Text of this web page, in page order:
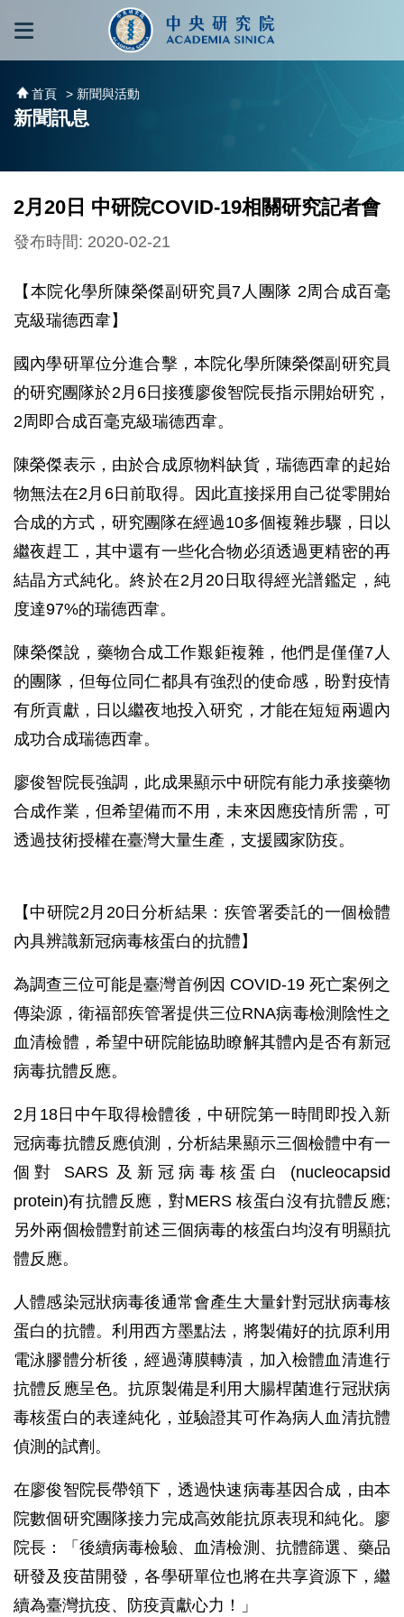
跳到主要內容區塊
首頁 > 新聞與活動
新聞訊息
2月20日 中研院COVID-19相關研究記者會
發布時間: 2020-02-21
【本院化學所陳榮傑副研究員7人團隊 2周合成百毫
克級瑞德西韋】
國內學研單位分進合擊，本院化學所陳榮傑副研究員
的研究團隊於2月6日接獲廖俊智院長指示開始研究，
2周即合成百毫克級瑞德西韋。
陳榮傑表示，由於合成原物料缺貨，瑞德西韋的起始
物無法在2月6日前取得。因此直接採用自己從零開始
合成的方式，研究團隊在經過10多個複雜步驟，日以
繼夜趕工，其中還有一些化合物必須透過更精密的再
結晶方式純化。終於在2月20日取得經光譜鑑定，純
度達97%的瑞德西韋。
陳榮傑說，藥物合成工作艱鉅複雜，他們是僅僅7人
的團隊，但每位同仁都具有強烈的使命感，盼對疫情
有所貢獻，日以繼夜地投入研究，才能在短短兩週內
成功合成瑞德西韋。
廖俊智院長強調，此成果顯示中研院有能力承接藥物
合成作業，但希望備而不用，未來因應疫情所需，可
透過技術授權在臺灣大量生產，支援國家防疫。
【中研院2月20日分析結果：疾管署委託的一個檢體
內具辨識新冠病毒核蛋白的抗體】
為調查三位可能是臺灣首例因 COVID-19 死亡案例之
傳染源，衛福部疾管署提供三位RNA病毒檢測陰性之
血清檢體，希望中研院能協助瞭解其體內是否有新冠
病毒抗體反應。
2月18日中午取得檢體後，中研院第一時間即投入新
冠病毒抗體反應偵測，分析結果顯示三個檢體中有一
個對 SARS 及新冠病毒核蛋白 (nucleocapsid
protein)有抗體反應，對MERS 核蛋白沒有抗體反應;
另外兩個檢體對前述三個病毒的核蛋白均沒有明顯抗
體反應。
人體感染冠狀病毒後通常會產生大量針對冠狀病毒核
蛋白的抗體。利用西方墨點法，將製備好的抗原利用
電泳膠體分析後，經過薄膜轉漬，加入檢體血清進行
抗體反應呈色。抗原製備是利用大腸桿菌進行冠狀病
毒核蛋白的表達純化，並驗證其可作為病人血清抗體
偵測的試劑。
在廖俊智院長帶領下，透過快速病毒基因合成，由本
院數個研究團隊接力完成高效能抗原表現和純化。廖
院長：「後續病毒檢驗、血清檢測、抗體篩選、藥品
研發及疫苗開發，各學研單位也將在共享資源下，繼
續為臺灣抗疫、防疫貢獻心力！」